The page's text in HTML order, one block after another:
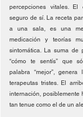
percepciones vitales. El
seguro de sí. La receta
a una sala, es una
medicación y teorías
sintomática. La suma de
“cómo te sentís” que
palabra “mejor”,
terapeutas tristes. El
internación,
tan tenue como el de un